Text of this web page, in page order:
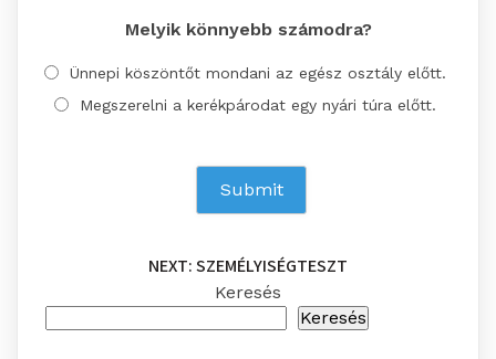
Melyik könnyebb számodra?
Ünnepi köszöntőt mondani az egész osztály előtt.
Megszerelni a kerékpárodat egy nyári túra előtt.
navigáció
NEXT:SZEMÉLYISÉGTESZT
Keresés
Keresés